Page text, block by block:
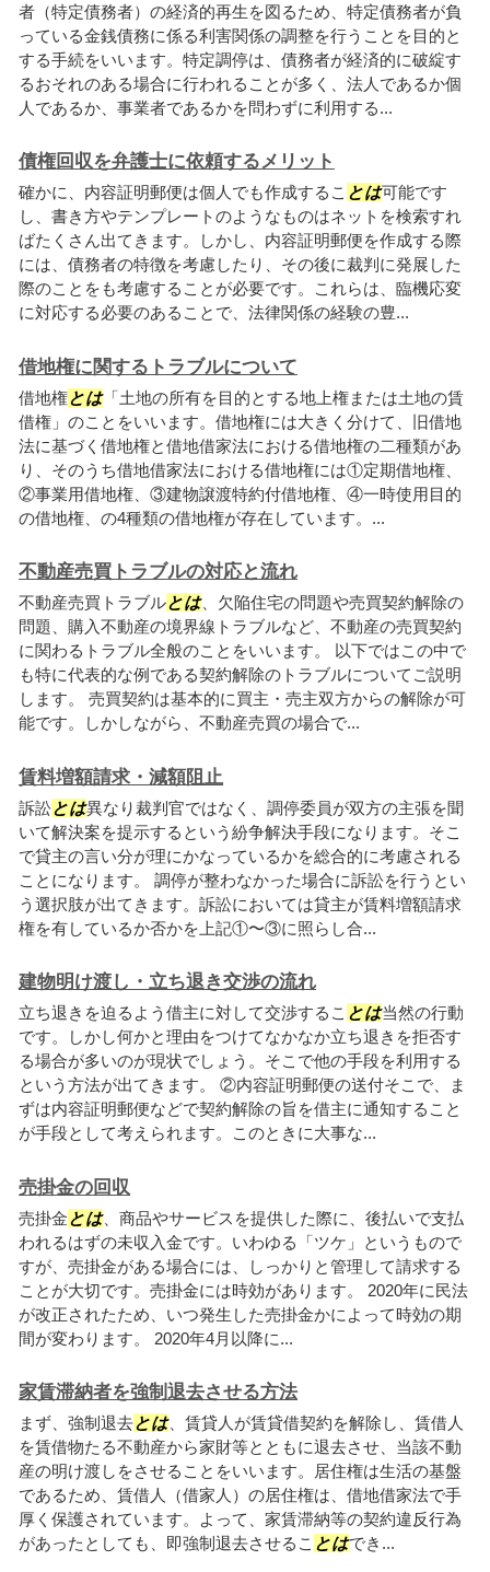
者（特定債務者）の経済的再生を図るため、特定債務者が負
っている金銭債務に係る利害関係の調整を行うことを目的と
する手続をいいます。特定調停は、債務者が経済的に破綻す
るおそれのある場合に行われることが多く、法人であるか個
人であるか、事業者であるかを問わずに利用する...
債権回収を弁護士に依頼するメリット
確かに、内容証明郵便は個人でも作成するこ とは可能です
し、書き方やテンプレートのようなものはネットを検索すれ
ばたくさん出てきます。しかし、内容証明郵便を作成する際
には、債務者の特徴を考慮したり、その後に裁判に発展した
際のことをも考慮することが必要です。これらは、臨機応変
に対応する必要のあることで、法律関係の経験の豊...
借地権に関するトラブルについて
借地権とは「土地の所有を目的とする地上権または土地の賃
借権」のことをいいます。借地権には大きく分けて、旧借地
法に基づく借地権と借地借家法における借地権の二種類があ
り、そのうち借地借家法における借地権には①定期借地権、
②事業用借地権、③建物譲渡特約付借地権、④一時使用目的
の借地権、の4種類の借地権が存在しています。...
不動産売買トラブルの対応と流れ
不動産売買トラブルとは、欠陥住宅の問題や売買契約解除の
問題、購入不動産の境界線トラブルなど、不動産の売買契約
に関わるトラブル全般のことをいいます。 以下ではこの中で
も特に代表的な例である契約解除のトラブルについてご説明
します。 売買契約は基本的に買主・売主双方からの解除が可
能です。しかしながら、不動産売買の場合で...
賃料増額請求・減額阻止
訴訟とは異なり裁判官ではなく、調停委員が双方の主張を聞
いて解決案を提示するという紛争解決手段になります。そこ
で貸主の言い分が理にかなっているかを総合的に考慮される
ことになります。 調停が整わなかった場合に訴訟を行うとい
う選択肢が出てきます。訴訟においては貸主が賃料増額請求
権を有しているか否かを上記①〜③に照らし合...
建物明け渡し・立ち退き交渉の流れ
立ち退きを迫るよう借主に対して交渉するこ とは当然の行動
です。しかし何かと理由をつけてなかなか立ち退きを拒否す
る場合が多いのが現状でしょう。そこで他の手段を利用する
という方法が出てきます。 ②内容証明郵便の送付そこで、ま
ずは内容証明郵便などで契約解除の旨を借主に通知すること
が手段として考えられます。このときに大事な...
売掛金の回収
売掛金 とは、商品やサービスを提供した際に、後払いで支払
われるはずの未収入金です。いわゆる「ツケ」というもので
すが、売掛金がある場合には、しっかりと管理して請求する
ことが大切です。売掛金には時効があります。 2020年に民法
が改正されたため、いつ発生した売掛金かによって時効の期
間が変わります。 2020年4月以降に...
家賃滞納者を強制退去させる方法
まず、強制退去とは、賃貸人が賃貸借契約を解除し、賃借人
を賃借物たる不動産から家財等とともに退去させ、当該不動
産の明け渡しをさせることをいいます。居住権は生活の基盤
であるため、賃借人（借家人）の居住権は、借地借家法で手
厚く保護されています。よって、家賃滞納等の契約違反行為
があったとしても、即強制退去させるこ とはでき...